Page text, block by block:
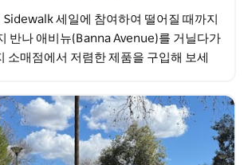
세일에 참여하여 떨어질 때까지
반나 애비뉴(Banna Avenue)를 거닐다가
소매점에서 저렴한 제품을 구입해 보세